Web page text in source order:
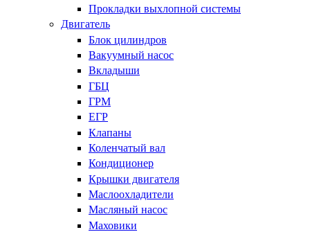
Прокладки выхлопной системы
Двигатель
Блок цилиндров
Вакуумный насос
Вкладыши
ГБЦ
ГРМ
ЕГР
Клапаны
Коленчатый вал
Кондиционер
Крышки двигателя
Маслоохладители
Масляный насос
Маховики